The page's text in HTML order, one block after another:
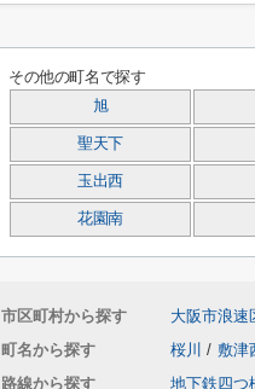
その他の町名で探す
旭
聖天下
玉出西
花園南
市区町村から探す 大阪市浪速
町名から探す
桜川 / 敷津
路線から探す
地下鉄四つ